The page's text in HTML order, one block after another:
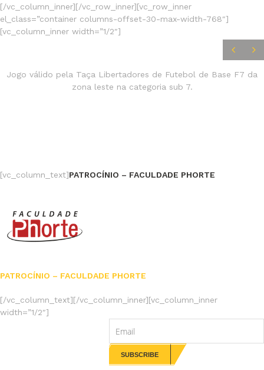
[/vc_column_inner][/vc_row_inner][vc_row_inner
el_class=”container columns-offset-30-max-width-768″]
[vc_column_inner width=”1/2″]
Jogo válido pela Taça Libertadores de Futebol de Base F7 da
zona leste na categoria sub 7.
[vc_column_text]PATROCÍNIO – FACULDADE PHORTE
PATROCÍNIO – FACULDADE PHORTE
[/vc_column_text][/vc_column_inner][vc_column_inner
width=”1/2″]